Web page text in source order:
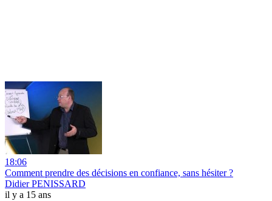
18:06
Comment prendre des décisions en confiance, sans hésiter ?
Didier PENISSARD
il y a 15 ans